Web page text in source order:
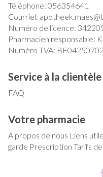
Téléphone: 056354641
Courriel: apotheek.maes@
Numéro de licence:
Pharmacien responsable:
Numéro TVA:
Service à la clientèle
FAQ
Votre pharmacie
A propos de nous Liens
garde Prescription Tarifs